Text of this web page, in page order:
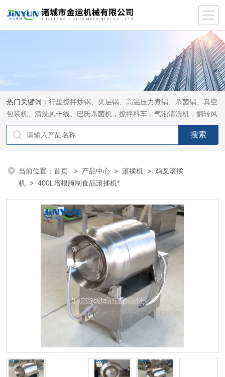
热门关键词：行星搅拌炒锅、夹层锅、高温压力煮锅、杀菌锅、真空
包装机、清洗风干线、巴氏杀菌机，搅拌料车，气泡清洗机，翻转风
干机
当前位置：首页 > 产品中心 >滚揉机 >鸡叉滚揉
机 > 400L培根腌制食品滚揉机*